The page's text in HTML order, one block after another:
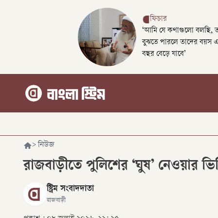
ফিচার
‘আমি যে কথাগুলো বলছি,
বুঝতে পারলে তাদের বয়স
বছর বেড়ে যাবে’
> নিউজ
রাজবাড়ীতে পুলিশের ‘ঘুষ’ নেওয়ার
স্ট্রিম সংবাদদাতা
রাজবাড়ী